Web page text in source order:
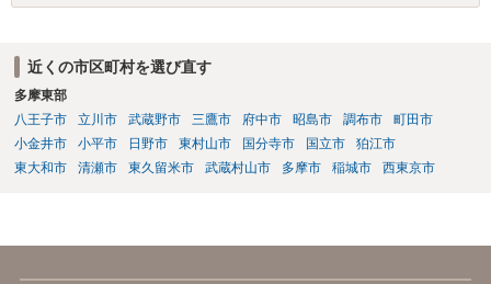
働法にかなり詳しく、上記に関連した法理等にも通じた弁護士等に相
近くの市区町村を選び直す
多摩東部
八王子市
立川市 武蔵野市 三鷹市 府中市 昭島市 調布市
町田市
小金井市
小平市 日野市 東村山市 国分寺市 国立市
狛江市
東大和市
清瀬市 東久留米市 武蔵村山市 多摩市 稲城市 西東京市